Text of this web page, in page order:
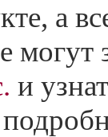
а
и